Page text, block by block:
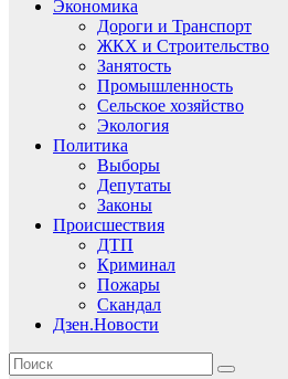
Экономика
Дороги и Транспорт
ЖКХ и Строительство
Занятость
Промышленность
Сельское хозяйство
Экология
Политика
Выборы
Депутаты
Законы
Происшествия
ДТП
Криминал
Пожары
Скандал
Дзен.Новости